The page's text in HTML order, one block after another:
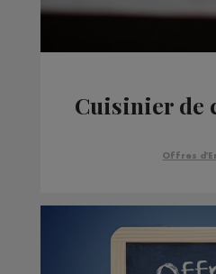
Cuisinier de
Offres